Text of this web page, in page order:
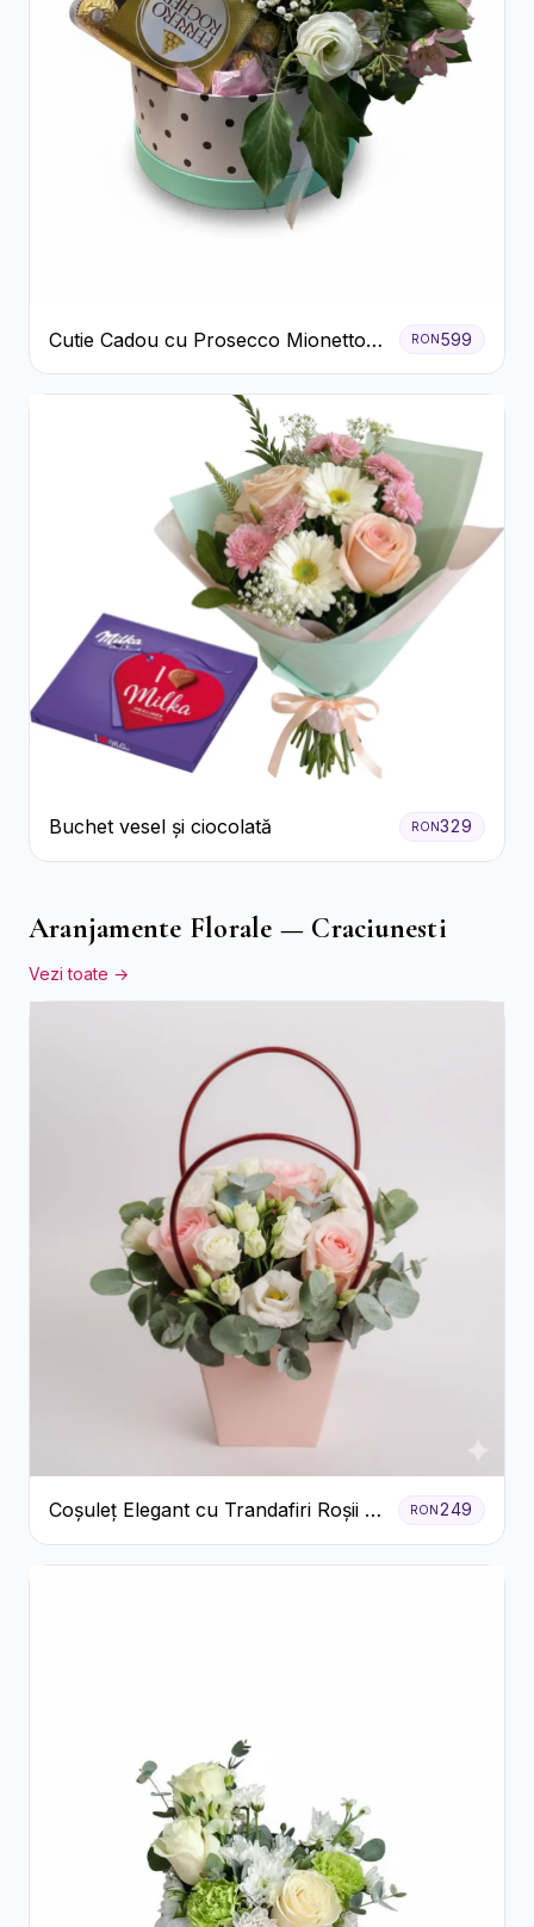
Cutie Cadou cu Prosecco Mionetto
Ferrero Rocher și Flori Pastelate
RON 599
Buchet vesel și ciocolată RON329
Aranjamente Florale — Craciunesti
Vezi toate →
Coșuleț Elegant cu Trandafiri Roșii și
Lisianthus Alb
RON249